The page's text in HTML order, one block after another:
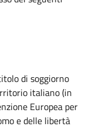
di soggiorno
italiano (in
Europea per
e delle libertà